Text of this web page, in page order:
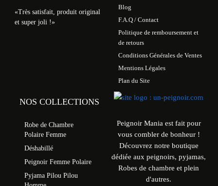
«Très satisfait, produit original
et super joli !»
Blog
F.A.Q / Contact
Politique de remboursement et
de retours
Conditions Générales de Ventes
Mentions Légales
Plan du Site
NOS COLLECTIONS
Robe de Chambre
Polaire Femme
Déshabillé
Peignoir Femme Polaire
Pyjama Pilou Pilou
Peignoir Mania est fait pour
vous combler de bonheur !
Découvrez notre boutique
dédiée aux peignoirs, pyjamas,
Robes de chambre et plein
d'autres.